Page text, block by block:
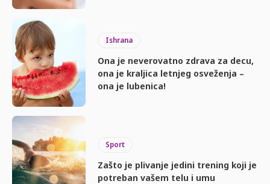
Ishrana
Ona je neverovatno zdrava za decu,
ona je kraljica letnjeg osveženja –
ona je lubenica!
Sport
Zašto je plivanje jedini trening koji je
potreban vašem telu i umu